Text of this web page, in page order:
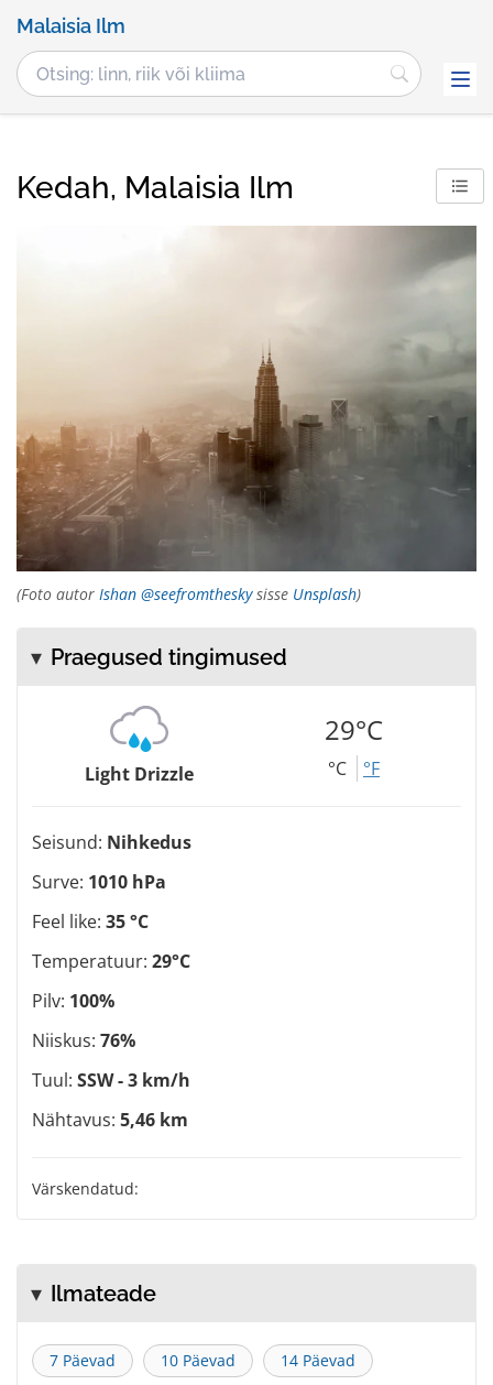
Malaisia Ilm
Kedah, Malaisia Ilm
(Foto autor Ishan @seefromtheskysisse Unsplash)
Praegused tingimused
Light Drizzle
29°C
°C °F
Seisund: Nihkedus
Surve: 1010 hPa
Feel like: 35 °C
Temperatuur: 29°C
Pilv: 100%
Niiskus: 76%
Tuul: SSW - 3 km/h
Nähtavus: 5,46 km
Värskendatud:
Ilmateade
7 Päevad 10 Päevad 14 Päevad